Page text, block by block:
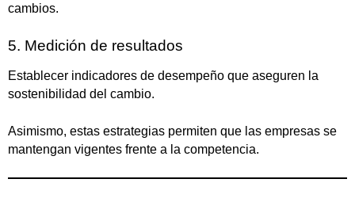
cambios.
5. Medición de resultados
Establecer indicadores de desempeño que aseguren la
sostenibilidad del cambio.
Asimismo, estas estrategias permiten que las empresas se
mantengan vigentes frente a la competencia.